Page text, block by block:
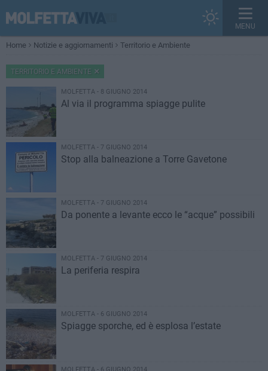
MENU
Home Notizie e aggiornamenti Territorio e Ambiente
TERRITORIO E AMBIENTE
MOLFETTA - 8 GIUGNO 2014
Al via il programma spiagge pulite
MOLFETTA - 7 GIUGNO 2014
Stop alla balneazione a Torre Gavetone
MOLFETTA - 7 GIUGNO 2014
Da ponente a levante ecco le “acque” possibili
MOLFETTA - 7 GIUGNO 2014
La periferia respira
MOLFETTA - 6 GIUGNO 2014
Spiagge sporche, ed è esplosa l’estate